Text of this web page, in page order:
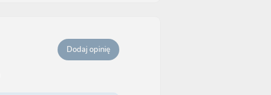
Dodaj opinię